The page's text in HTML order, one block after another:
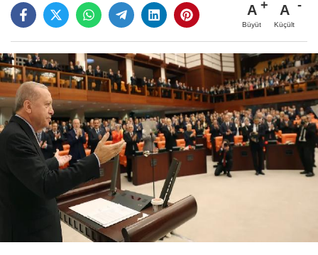
A
Büyüt
A
Küçült